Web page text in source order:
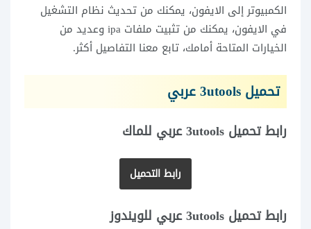
الكمبيوتر إلى الايفون، يمكنك من تحديث نظام التشغيل
في الايفون، يمكنك من تثبيت ملفات ipa وعديد من
الخيارات المتاحة أمامك، تابع معنا التفاصيل أكثر.
تحميل 3utools عربي
رابط تحميل 3utools عربي للماك
رابط التحميل
رابط تحميل 3utools عربي للويندوز